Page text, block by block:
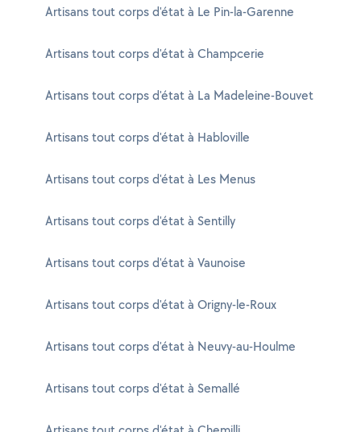
Artisans tout corps d'état à Le Pin-la-Garenne
Artisans tout corps d'état à Champcerie
Artisans tout corps d'état à La Madeleine-Bouvet
Artisans tout corps d'état à Habloville
Artisans tout corps d'état à Les Menus
Artisans tout corps d'état à Sentilly
Artisans tout corps d'état à Vaunoise
Artisans tout corps d'état à Origny-le-Roux
Artisans tout corps d'état à Neuvy-au-Houlme
Artisans tout corps d'état à Semallé